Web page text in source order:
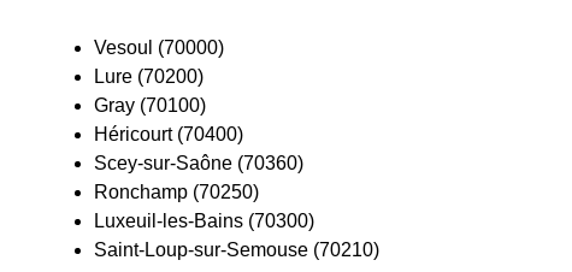
Vesoul (70000)
Lure (70200)
Gray (70100)
Héricourt (70400)
Scey-sur-Saône (70360)
Ronchamp (70250)
Luxeuil-les-Bains (70300)
Saint-Loup-sur-Semouse (70210)